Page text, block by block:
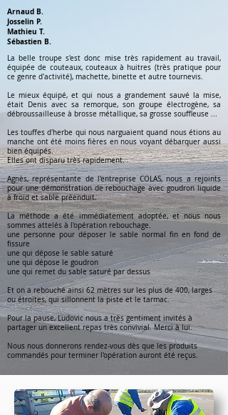
Arnaud B.
Josselin P.
Mathieu T.
Sébastien B.
La belle troupe s'est donc mise très rapidement au travail,
équipée de couteaux, couteaux à huitres (très pratique pour
ce genre d'activité), machette, binette et autre tournevis.
Le mieux équipé, et qui nous a grandement sauvé la mise,
était Denis avec sa remorque, son groupe électrogène, sa
débroussailleuse à brosse métallique, sa grosse souffleuse ...
Les touffes d'herbe qui nous narguaient quand nous étions au
manche ont été moins fières en nous voyant débarquer aussi
bien équipés.
Elles ont disparu très rapidement.
Agnès, représentante de l'entreprise COLAS, nous a rejoints
pour une démonstration de rebouchage avec goudron liquide
à froid et sable préenduit.
La méthode a été immédiatement adoptée, et nous nous
sommes attelés à l'opération rebouchage.
une personne pour déposer le sable normal fin en fond de
fissure
une qui dépose le sable saturé
une qui dépose le goudron
une qui remet du sable saturé par dessus
Et on a rebouché ainsi 62 mètres sur les plus de 400, larges
ou étroites, qui sillonnent la piste et le tarmac.
Pour la pause, Ludovic nous a très gentiment invités à
partager un excellent repas très convivial. Merci à lui.
Nous nous donnerons rendez-vous dès que les produits
commandés pour terminer l'opération auront été reçus.